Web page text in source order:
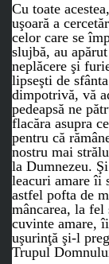
Cu toate
uşoară a
celor care se
slujbă, au
neplăcere şi
lipseşti de
dimpotrivă, vă
pedeapsă ne
flacăra asupra
pentru că
nostru mai
la Dumnezeu.
leacuri amare îi
astfel pofta de
mâncarea, la fel
cuvinte amare,
uşurinţă şi-l
Trupul